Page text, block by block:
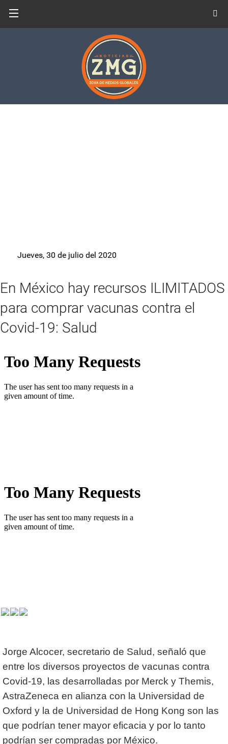
Jueves, 30 de julio del 2020
En México hay recursos ILIMITADOS
para comprar vacunas contra el
Covid-19: Salud
Jorge Alcocer, secretario de Salud, señaló que
entre los diversos proyectos de vacunas contra
Covid-19, las desarrolladas por Merck y Themis,
AstraZeneca en alianza con la Universidad de
Oxford y la de Universidad de Hong Kong son las
que podrían tener mayor eficacia y por lo tanto
podrían ser compradas por México.